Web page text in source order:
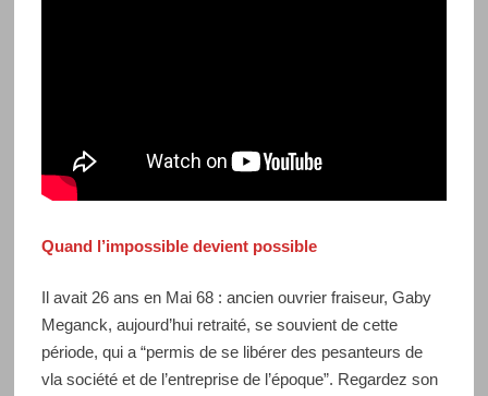
Quand l’impossible devient possible
Il avait 26 ans en Mai 68 : ancien ouvrier fraiseur, Gaby
Meganck, aujourd’hui retraité, se souvient de cette
période, qui a “permis de se libérer des pesanteurs de
vla société et de l’entreprise de l’époque”. Regardez son